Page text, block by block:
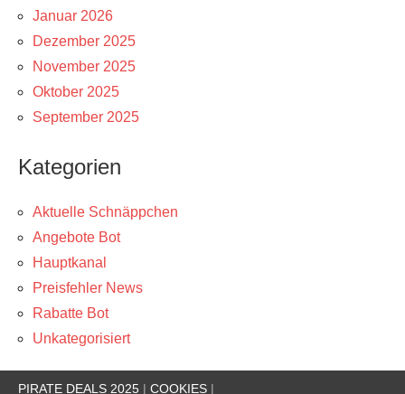
Januar 2026
Dezember 2025
November 2025
Oktober 2025
September 2025
Kategorien
Aktuelle Schnäppchen
Angebote Bot
Hauptkanal
Preisfehler News
Rabatte Bot
Unkategorisiert
PIRATE DEALS 2025 | COOKIES |